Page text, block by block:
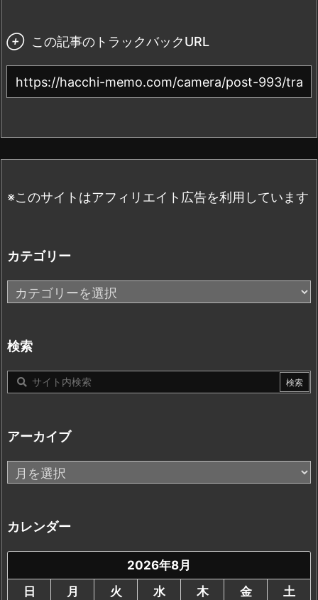
 この記事のトラックバックURL
※このサイトはアフィリエイト広告を利用しています
カテゴリー
カ
テ
リ
ー
検索
アーカイブ
ア
ー
イ
ブ
カレンダー
2026年8月
日
月 火 水 木 金
土